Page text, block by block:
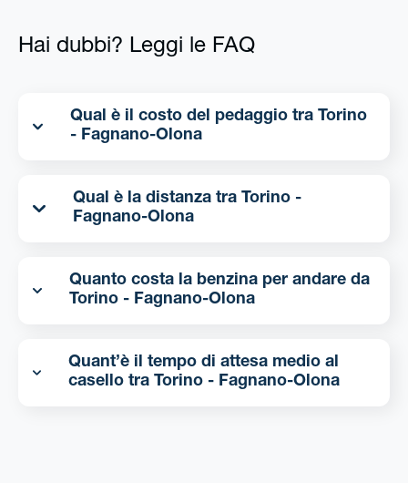
Hai dubbi? Leggi le FAQ
Qual è il costo del pedaggio tra Torino
- Fagnano-Olona
Qual è la distanza tra Torino -
Fagnano-Olona
Quanto costa la benzina per andare da
Torino - Fagnano-Olona
Quant’è il tempo di attesa medio al
casello tra Torino - Fagnano-Olona